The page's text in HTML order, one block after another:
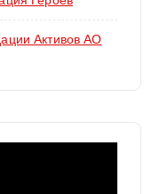
Активов АО